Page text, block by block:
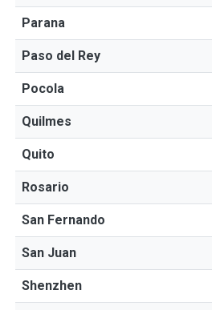
Parana
Paso del Rey
Pocola
Quilmes
Quito
Rosario
San Fernando
San Juan
Shenzhen